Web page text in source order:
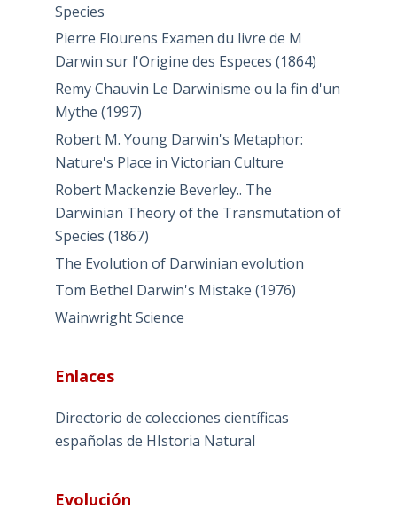
Species
Pierre Flourens Examen du livre de M
Darwin sur l'Origine des Especes (1864)
Remy Chauvin Le Darwinisme ou la fin d'un
Mythe (1997)
Robert M. Young Darwin's Metaphor:
Nature's Place in Victorian Culture
Robert Mackenzie Beverley.. The
Darwinian Theory of the Transmutation of
Species (1867)
The Evolution of Darwinian evolution
Tom Bethel Darwin's Mistake (1976)
Wainwright Science
Enlaces
Directorio de colecciones científicas
españolas de HIstoria Natural
Evolución